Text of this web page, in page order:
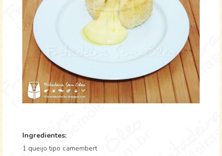
Ingredientes:
1 queijo tipo camembert